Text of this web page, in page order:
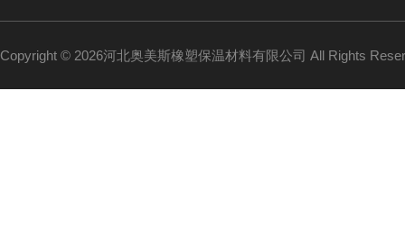
Copyright © 2026河北奥美斯橡塑保温材料有限公司 All Rights